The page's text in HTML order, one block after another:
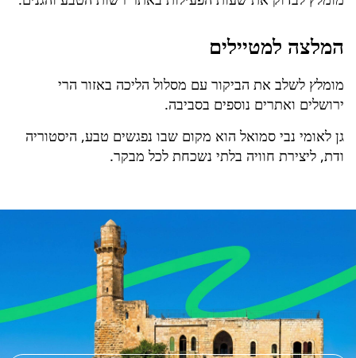
המלצה למטיילים
מומלץ לשלב את הביקור עם מסלול הליכה באזור הרי
ירושלים ואתרים נוספים בסביבה.
גן לאומי נבי סמואל הוא מקום שבו נפגשים טבע, היסטוריה
ודת, ליצירת חוויה בלתי נשכחת לכל מבקר.